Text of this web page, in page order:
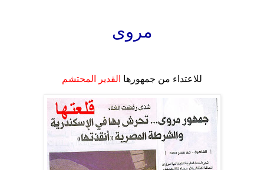
مروى
للاعتداء من جمهورها القدير المحتشم